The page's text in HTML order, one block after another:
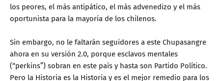
los peores, el más antipático, el más advenedizo y el más
oportunista para la mayoría de los chilenos.
Sin embargo, no le faltarán seguidores a este Chupasangre
ahora en su versión 2.0, porque esclavos mentales
(“perkins”) sobran en este país y hasta son Partido Político.
Pero la Historia es la Historia y es el mejor remedio para los